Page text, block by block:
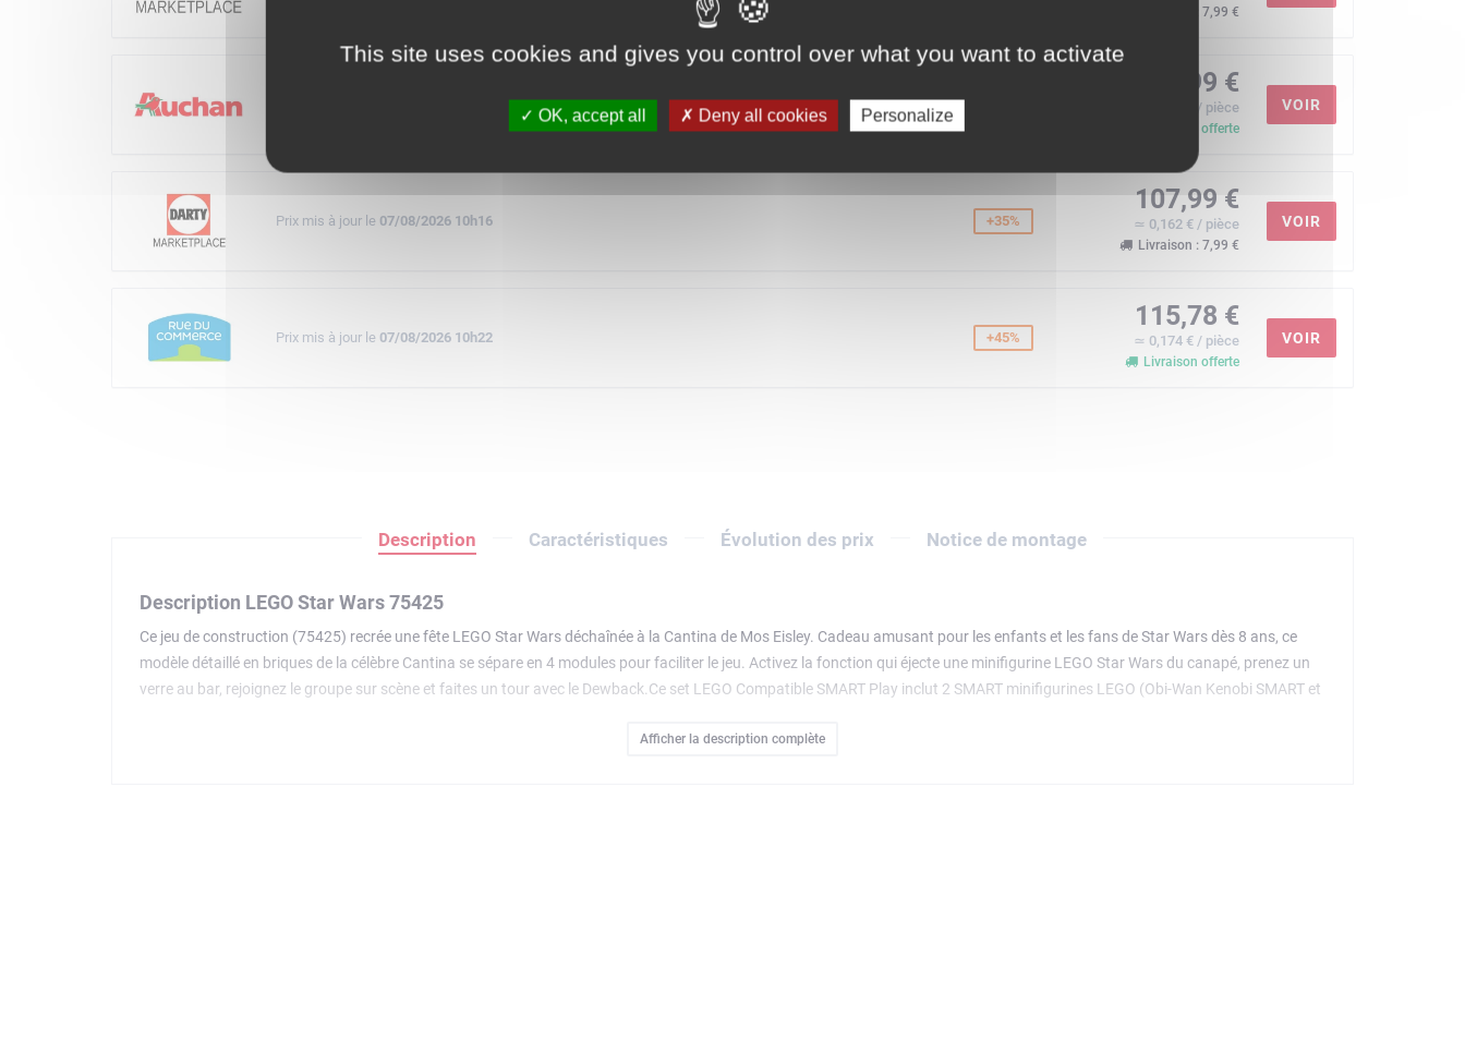
Livraison : 7,99 €
107,99 €
≃ 0,162 € / pièce
Livraison offerte
VOIR
Prix mis à jour le 07/08/2026 10h16 +35%
107,99 €
≃ 0,162 € / pièce
Livraison : 7,99 €
VOIR
Prix mis à jour le 07/08/2026 10h22 +45%
115,78 €
≃ 0,174 € / pièce
Livraison offerte
VOIR
Description Caractéristiques Évolution des prix Notice de montage
Description LEGO Star Wars 75425
Ce jeu de construction (75425) recrée une fête LEGO Star Wars déchaînée à la Cantina de Mos Eisley. Cadeau amusant pour les enfants et les fans de Star Wars dès 8 ans, ce
modèle détaillé en briques de la célèbre Cantina se sépare en 4 modules pour faciliter le jeu. Activez la fonction qui éjecte une minifigurine LEGO Star Wars du canapé, prenez un
verre au bar, rejoignez le groupe sur scène et faites un tour avec le Dewback.Ce set LEGO Compatible SMART Play inclut 2 SMART minifigurines LEGO (Obi-Wan Kenobi SMART et
chants, mixer à boissons, déglutition, bruits de Dewback qui marche ou dort, et plus encore.Avec ses outils de zoom, rotation du modèle en 3D et suivi de la progression, l'appli
Afficher la description complète
This site uses cookies and gives you control over what you want to activate
OK, accept all Deny all cookies Personalize